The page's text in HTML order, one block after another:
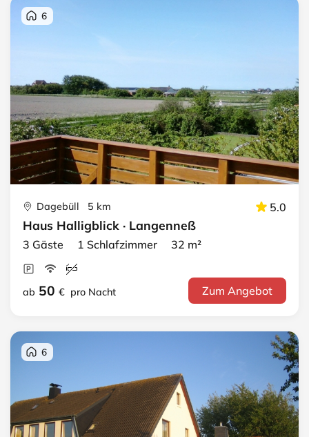
6
Dagebüll 5 km 5.0
Haus Halligblick · Langenneß
3 Gäste 1 Schlafzimmer 32 m²
ab 50 € pro Nacht Zum Angebot
6